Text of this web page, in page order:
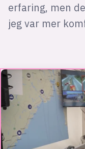
erfaring, men
jeg var mer